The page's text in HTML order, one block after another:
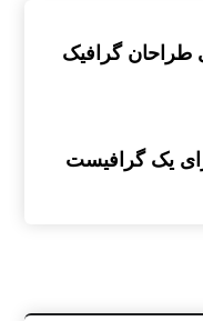
طراحان گرافیک
یک گرافیست